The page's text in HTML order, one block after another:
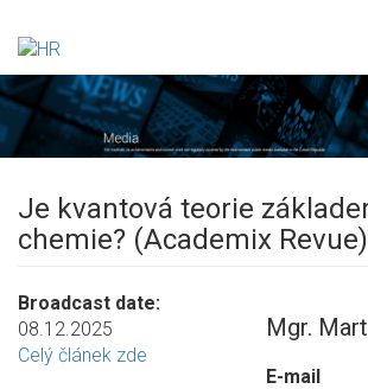
Je kvantová teorie
chemie? (Academix Revue)
Broadcast date
08.12.2025
Celý článek zde
Mgr.
E-mail